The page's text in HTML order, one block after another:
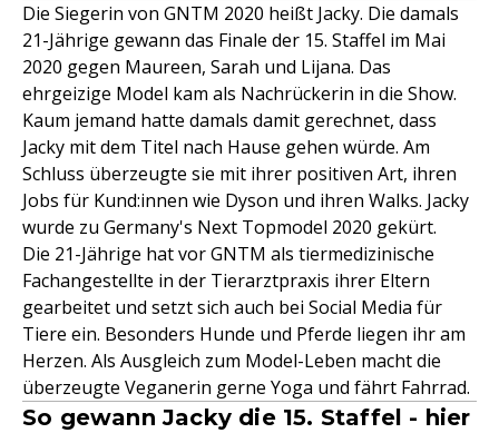
Die Siegerin von GNTM 2020 heißt Jacky. Die damals
21-Jährige gewann das Finale der 15. Staffel im Mai
2020 gegen Maureen, Sarah und Lijana. Das
ehrgeizige Model kam als Nachrückerin in die Show.
Kaum jemand hatte damals damit gerechnet, dass
Jacky mit dem Titel nach Hause gehen würde. Am
Schluss überzeugte sie mit ihrer positiven Art, ihren
Jobs für Kund:innen wie Dyson und ihren Walks. Jacky
wurde zu Germany's Next Topmodel 2020 gekürt.
Die 21-Jährige hat vor GNTM als tiermedizinische
Fachangestellte in der Tierarztpraxis ihrer Eltern
gearbeitet und setzt sich auch bei Social Media für
Tiere ein. Besonders Hunde und Pferde liegen ihr am
Herzen. Als Ausgleich zum Model-Leben macht die
überzeugte Veganerin gerne Yoga und fährt Fahrrad.
So gewann Jacky die 15. Staffel - hier